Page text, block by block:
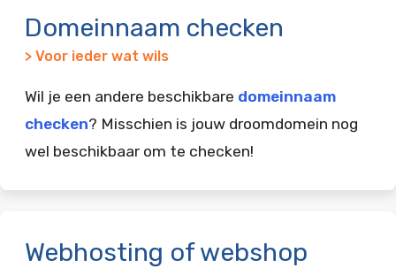
Domeinnaam checken
> Voor ieder wat wils
Wil je een andere beschikbare domeinnaam
checken? Misschien is jouw droomdomein nog
wel beschikbaar om te checken!
Webhosting of webshop